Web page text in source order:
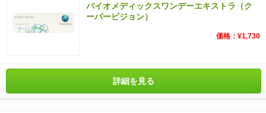
バイオメディックスワンデーエキストラ（ク
ーパービジョン）
価格：¥1,730
詳細を見る